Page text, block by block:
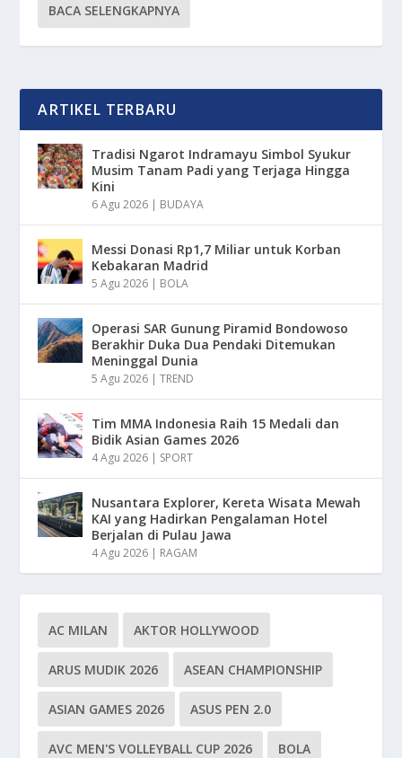
BACA SELENGKAPNYA
ARTIKEL TERBARU
Tradisi Ngarot Indramayu Simbol Syukur
Musim Tanam Padi yang Terjaga Hingga
Kini
6 Agu 2026 | BUDAYA
Messi Donasi Rp1,7 Miliar untuk Korban
Kebakaran Madrid
5 Agu 2026 | BOLA
Operasi SAR Gunung Piramid Bondowoso
Berakhir Duka Dua Pendaki Ditemukan
Meninggal Dunia
5 Agu 2026 |TREND
Tim MMA Indonesia Raih 15 Medali dan
Bidik Asian Games 2026
4 Agu 2026 | SPORT
Nusantara Explorer, Kereta Wisata Mewah
KAI yang Hadirkan Pengalaman Hotel
Berjalan di Pulau Jawa
4 Agu 2026 | RAGAM
AC MILAN AKTOR HOLLYWOOD
ARUS MUDIK 2026 ASEAN CHAMPIONSHIP
ASIAN GAMES 2026 ASUS PEN 2.0
AVC MEN'S VOLLEYBALL CUP 2026 BOLA